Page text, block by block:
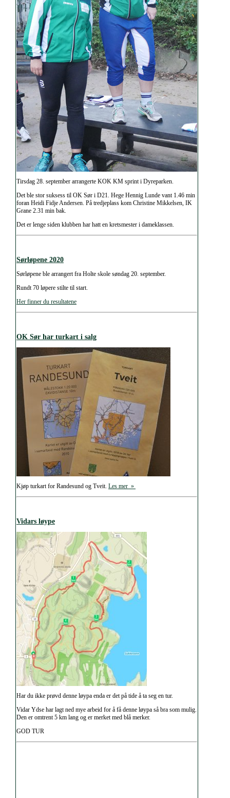
Tirsdag 28. september arrangerte KOK KM sprint i Dyreparken.
Det ble stor suksess til OK Sør i D21. Hege Hennig Lunde vant 1.46 min
foran Heidi Fidje Andersen. På tredjeplass kom Christine Mikkelsen, IK
Grane 2.31 min bak.
Det er lenge siden klubben har hatt en kretsmester i dameklassen.
Sørløpene 2020
Sørløpene ble arrangert fra Holte skole søndag 20. september.
Rundt 70 løpere stilte til start.
Her finner du resultatene
OK Sør har turkart i salg
Kjøp turkart for Randesund og Tveit. Les mer »
Vidars løype
Har du ikke prøvd denne løypa enda er det på tide å ta seg en tur.
Vidar Ydse har lagt ned mye arbeid for å få denne løypa så bra som mulig.
Den er omtrent 5 km lang og er merket med blå merker.
GOD TUR